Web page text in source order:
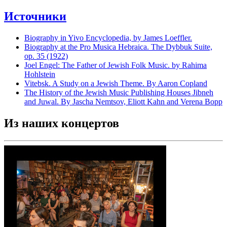
Источники
Biography in Yivo Encyclopedia, by James Loeffler.
Biography at the Pro Musica Hebraica. The Dybbuk Suite,
op. 35 (1922)
Joel Engel: The Father of Jewish Folk Music. by Rahima
Hohlstein
Vitebsk. A Study on a Jewish Theme. By Aaron Copland
The History of the Jewish Music Publishing Houses Jibneh
and Juwal. By Jascha Nemtsov, Eliott Kahn and Verena Bopp
Из наших концертов